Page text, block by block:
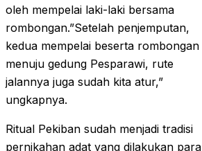
oleh mempelai laki-laki bersama
rombongan.”Setelah penjemputan,
kedua mempelai beserta rombongan
menuju gedung Pesparawi, rute
jalannya juga sudah kita atur,”
ungkapnya.
Ritual Pekiban sudah menjadi tradisi
pernikahan adat yang dilakukan para